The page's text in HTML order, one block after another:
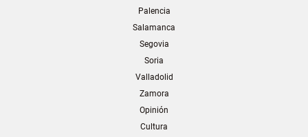
Palencia
Salamanca
Segovia
Soria
Valladolid
Zamora
Opinión
Cultura